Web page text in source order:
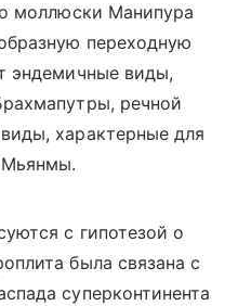
моллюски Манипура
переходную
эндемичные виды,
речной
характерные для
Мьянмы.
с гипотезой о
была связана с
суперконтинента